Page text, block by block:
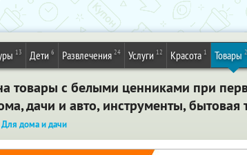
13 Дети 6 Развлечения 24 Услуги 12 Красота 1 Товары
товары с белыми ценниками при
дачи и авто, инструменты,
Для дома и дачи